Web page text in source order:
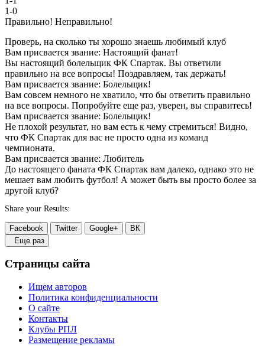
1-0
Правильно! Неправильно!
Проверь, на сколько ты хорошо знаешь любимый клуб
Вам присвается звание: Настоящий фанат!
Вы настоящий болельщик ФК Спартак. Вы ответили
правильно на все вопросы! Поздравляем, так держать!
Вам присвается звание: Болельщик!
Вам совсем немного не хватило, что бы ответить правильно
на все вопросы. Попробуйте еще раз, уверен, вы справитесь!
Вам присвается звание: Болельщик!
Не плохой результат, но вам есть к чему стремиться! Видно,
что ФК Спартак для вас не просто одна из команд
чемпионата.
Вам присвается звание: Любитель
До настоящего фаната ФК Спартак вам далеко, однако это не
мешает вам любить футбол! А может быть вы просто более за
другой клуб?
Share your Results:
Facebook Twitter Google+
ВК
Еще раз
Страницы сайта
Ищем авторов
Политика конфиденциальности
О сайте
Контакты
Клубы РПЛ
Размещение рекламы